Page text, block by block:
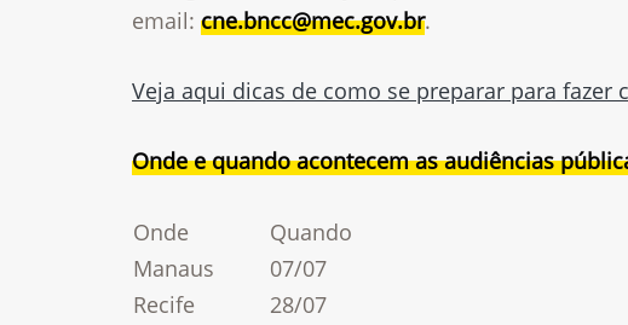
email: cne.bncc@mec.gov.br.
Veja aqui dicas de como se preparar para fazer
Onde e quando acontecem as audiências
Onde
Quando
Manaus
07/07
Recife
28/07